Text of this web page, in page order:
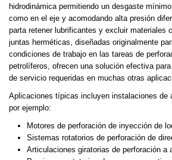
hidrodinámica permitiendo un desgaste
como en el eje y acomodando alta presión
parta retener lubrificantes y excluir materiales
juntas herméticas, diseñadas originalmente
condiciones de trabajo en las tareas de
petrolíferos, ofrecen una solución efectiva
de servicio requeridas en muchas otras
Aplicaciones típicas incluyen instalaciones de
por ejemplo:
Motores de perforación de inyección de
Sistemas rotatorios de perforación de
Articulaciones giratorias de perforación a